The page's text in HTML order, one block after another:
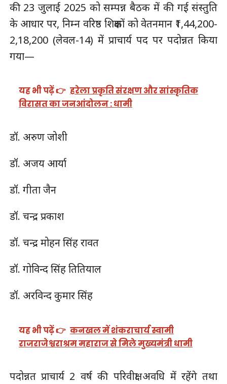
की 23 जुलाई 2025 को सम्पन्न बैठक में की गई संस्तुति
के आधार पर, निम्न वरिष्ठ शिक्षकों को वेतनमान ₹1,44,200-
2,18,200 (लेवल-14) में प्राचार्य पद पर पदोन्नत किया
गया—
यह भी पढ़ें 👉 हरेला प्रकृति संरक्षण और सांस्कृतिक
विरासत का जनआंदोलन : धामी
डॉ. अरुण जोशी
डॉ. अजय आर्या
डॉ. गीता जैन
डॉ. चन्द्र प्रकाश
डॉ. चन्द्र मोहन सिंह रावत
डॉ. गोविन्द सिंह तितियाल
डॉ. अरविन्द कुमार सिंह
यह भी पढ़ें 👉 कनखल में शंकराचार्य स्वामी
राजराजेश्वराश्रम महाराज से मिले मुख्यमंत्री धामी
पदोन्नत प्राचार्य 2 वर्ष की परिवीक्षा अवधि में रहेंगे तथा